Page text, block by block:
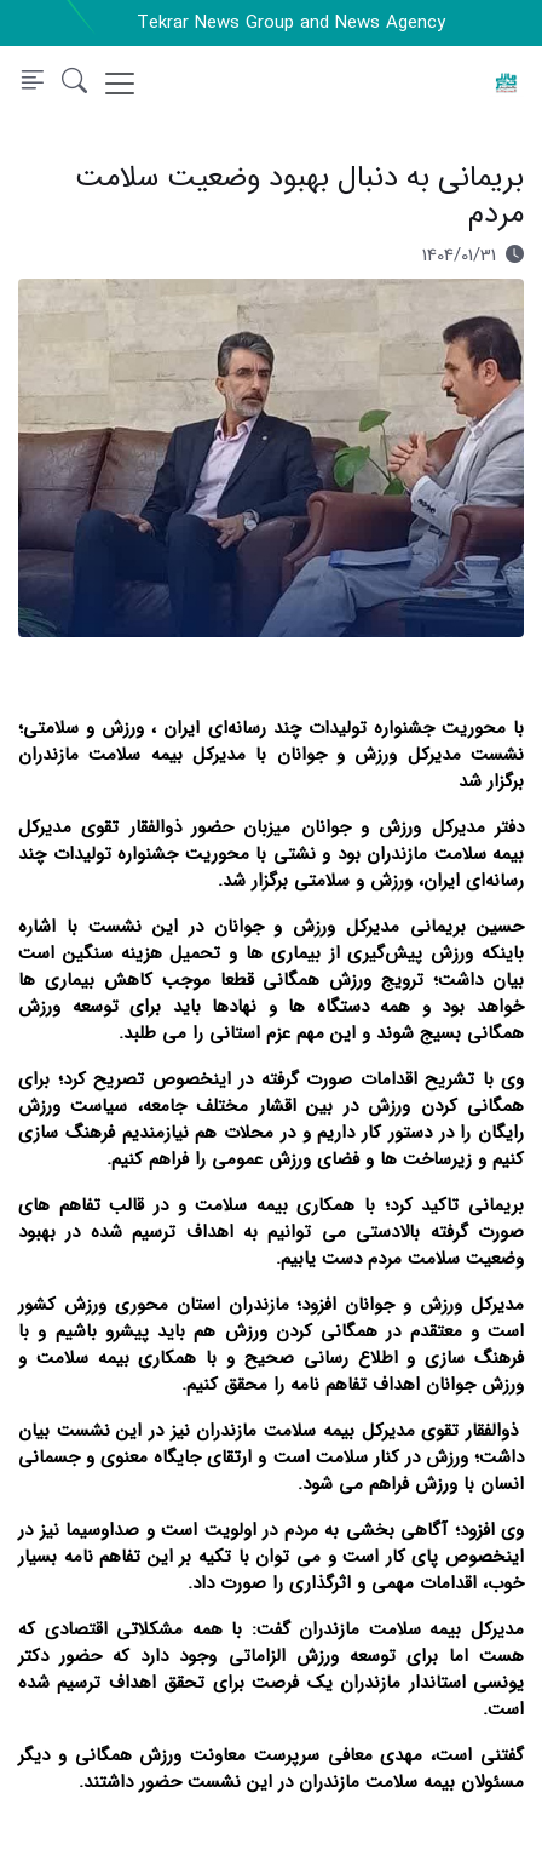
Tekrar News Group and News Agency
بریمانی به دنبال بهبود وضعیت سلامت
مردم
1404/01/31
با محوریت جشنواره تولیدات چند رسانه‌ای ایران ، ورزش و سلامتی؛
نشست مدیرکل ورزش و جوانان با مدیرکل بیمه سلامت مازندران
برگزار شد
دفتر مدیرکل ورزش و جوانان میزبان حضور ذوالفقار تقوی مدیرکل
بیمه سلامت مازندران بود و نشتی با محوریت جشنواره تولیدات چند
رسانه‌ای ایران، ورزش و سلامتی برگزار شد.
حسین بریمانی مدیرکل ورزش و جوانان در این نشست با اشاره
باینکه ورزش پیش‌گیری از بیماری ها و تحمیل هزینه سنگین است
بیان داشت؛ ترویج ورزش همگانی قطعا موجب کاهش بیماری ها
خواهد بود و همه دستگاه ها و نهادها باید برای توسعه ورزش
همگانی بسیج شوند و این مهم عزم استانی را می طلبد.
وی با تشریح اقدامات صورت گرفته در اینخصوص تصریح کرد؛ برای
همگانی کردن ورزش در بین اقشار مختلف جامعه، سیاست ورزش
رایگان را در دستور کار داریم و در محلات هم نیازمندیم فرهنگ سازی
کنیم و زیرساخت ها و فضای ورزش عمومی را فراهم کنیم.
بریمانی تاکید کرد؛ با همکاری بیمه سلامت و در قالب تفاهم های
صورت گرفته بالادستی می توانیم به اهداف ترسیم شده در بهبود
وضعیت سلامت مردم دست یابیم.
مدیرکل ورزش و جوانان افزود؛ مازندران استان محوری ورزش کشور
است و معتقدم در همگانی کردن ورزش هم باید پیشرو باشیم و با
فرهنگ سازی و اطلاع رسانی صحیح و با همکاری بیمه سلامت و
ورزش جوانان اهداف تفاهم نامه را محقق کنیم.
ذوالفقار تقوی مدیرکل بیمه سلامت مازندران نیز در این نشست بیان
داشت؛ ورزش در کنار سلامت است و ارتقای جایگاه معنوی و جسمانی
انسان با ورزش فراهم می شود.
وی افزود؛ آگاهی بخشی به مردم در اولویت است و صداوسیما نیز در
اینخصوص پای کار است و می توان با تکیه بر این تفاهم نامه بسیار
خوب، اقدامات مهمی و اثرگذاری را صورت داد.
مدیرکل بیمه سلامت مازندران گفت: با همه مشکلاتی اقتصادی که
هست اما برای توسعه ورزش الزاماتی وجود دارد که حضور دکتر
یونسی استاندار مازندران یک فرصت برای تحقق اهداف ترسیم شده
است.
گفتنی است، مهدی معافی سرپرست معاونت ورزش همگانی و دیگر
مسئولان بیمه سلامت مازندران در این نشست حضور داشتند.